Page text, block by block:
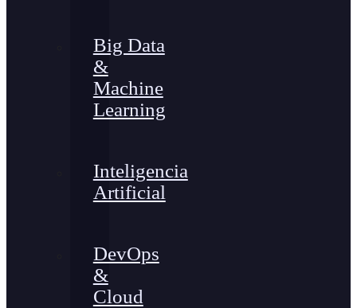
Big Data
&
Machine
Learning
Inteligencia
Artificial
DevOps
&
Cloud